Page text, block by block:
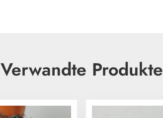
Verwandte Produkte